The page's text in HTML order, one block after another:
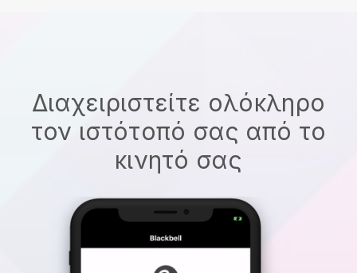
Διαχειριστείτε ολόκληρο
τον ιστότοπό σας από το
κινητό σας